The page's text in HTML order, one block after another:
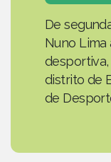
De
Nuno Lima
distrito de
de